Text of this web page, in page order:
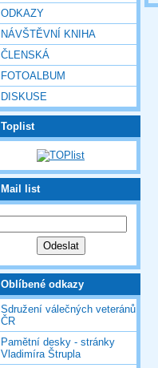
ODKAZY
NÁVŠTĚVNÍ KNIHA
ČLENSKÁ
FOTOALBUM
DISKUSE
Toplist
Mail list
Oblíbené odkazy
Sdružení válečných veteránů
ČR
Pamětní desky - stránky
Vladimíra Štrupla